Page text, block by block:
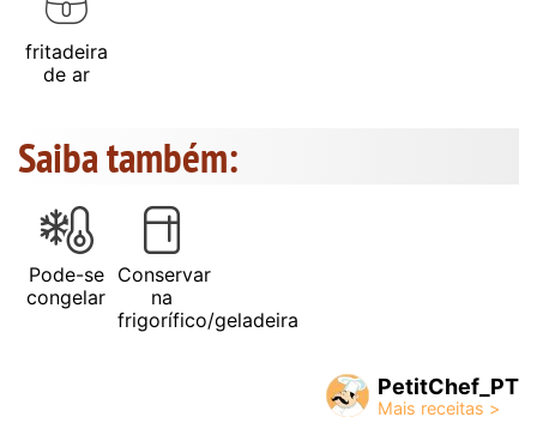
fritadeira
de ar
Saiba também:
Pode-se
congelar
Conservar
na
frigorífico/geladeira
PetitChef_PT